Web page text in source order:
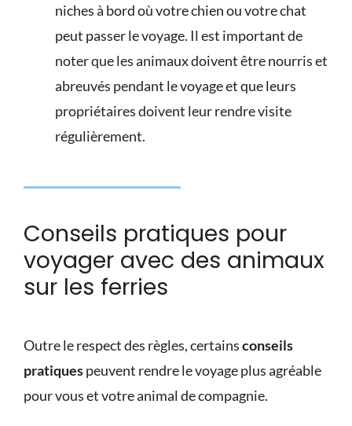
niches à bord où votre chien ou votre chat
peut passer le voyage. Il est important de
noter que les animaux doivent être nourris et
abreuvés pendant le voyage et que leurs
propriétaires doivent leur rendre visite
régulièrement.
Conseils pratiques pour
voyager avec des animaux
sur les ferries
Outre le respect des règles, certainsconseils
pratiquespeuvent rendre le voyage plus agréable
pour vous et votre animal de compagnie.